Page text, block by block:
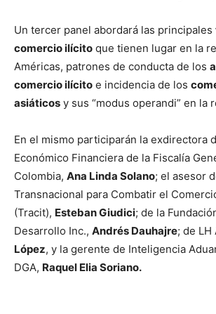
Un tercer panel abordará las principales
comercio ilícito que tienen lugar en la
Américas, patrones de conducta de los
comercio ilícito e incidencia de los
asiáticos y sus “modus operandi” en la
En el mismo participarán la exdirectora
Económico Financiera de la Fiscalía
Colombia, Ana Linda Solano; el asesor
Transnacional para Combatir el
(Tracit), Esteban Giudici; de la
Desarrollo Inc., Andrés Dauhajre; de LH
López, y la gerente de Inteligencia
DGA, Raquel Elia Soriano.